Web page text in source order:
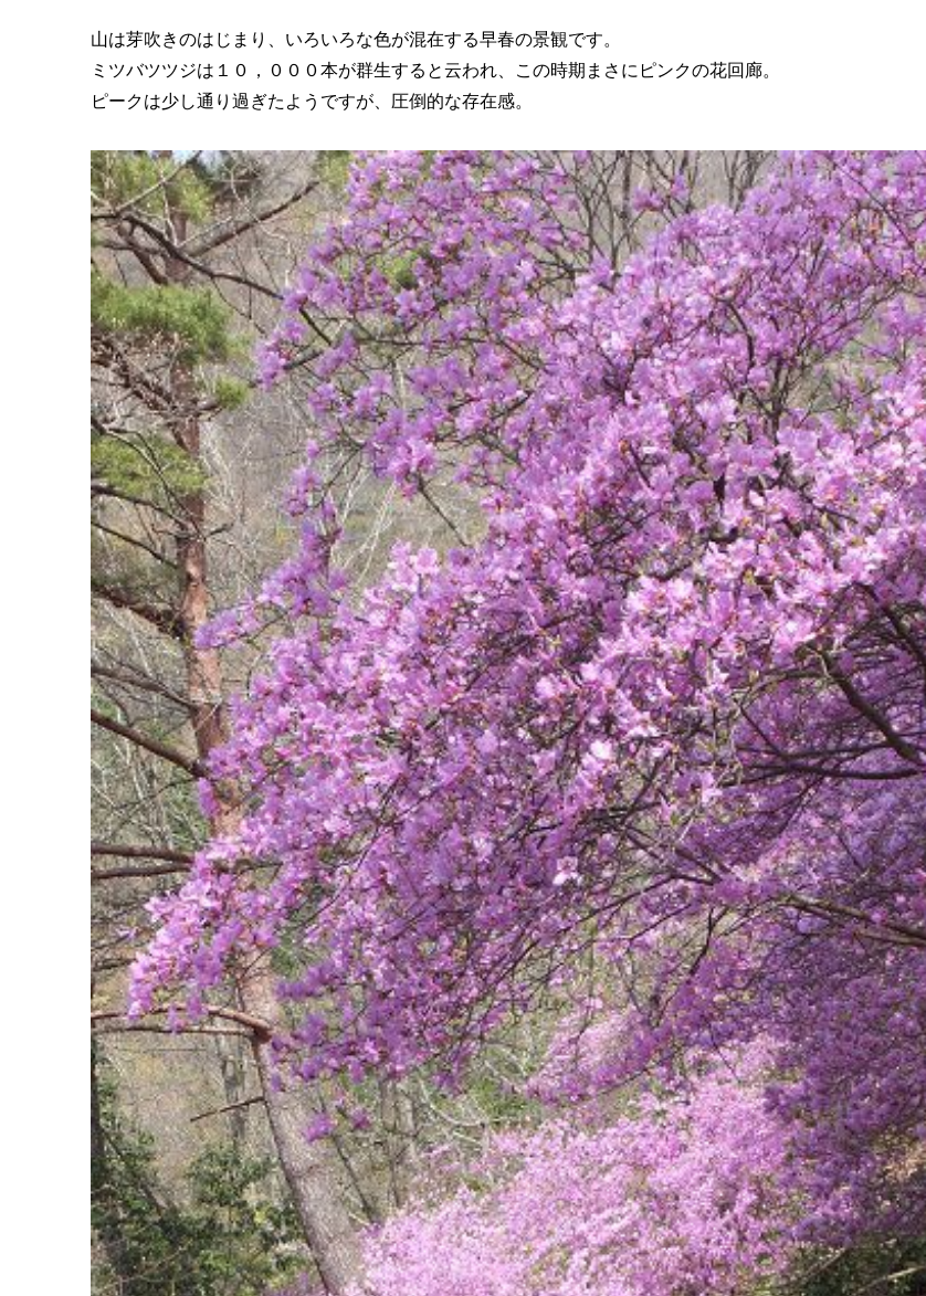
山は芽吹きのはじまり、いろいろな色が混在する早春の景観です。
ミツバツツジは１０，０００本が群生すると云われ、この時期まさにピンクの花回廊。
ピークは少し通り過ぎたようですが、圧倒的な存在感。